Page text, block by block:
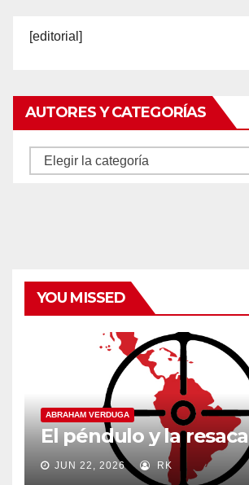
[editorial]
AUTORES Y CATEGORÍAS
Autores
YOU MISSED
ABRAHAM VERDUGA
El péndulo y la resaca
JUN 22, 2026 RK